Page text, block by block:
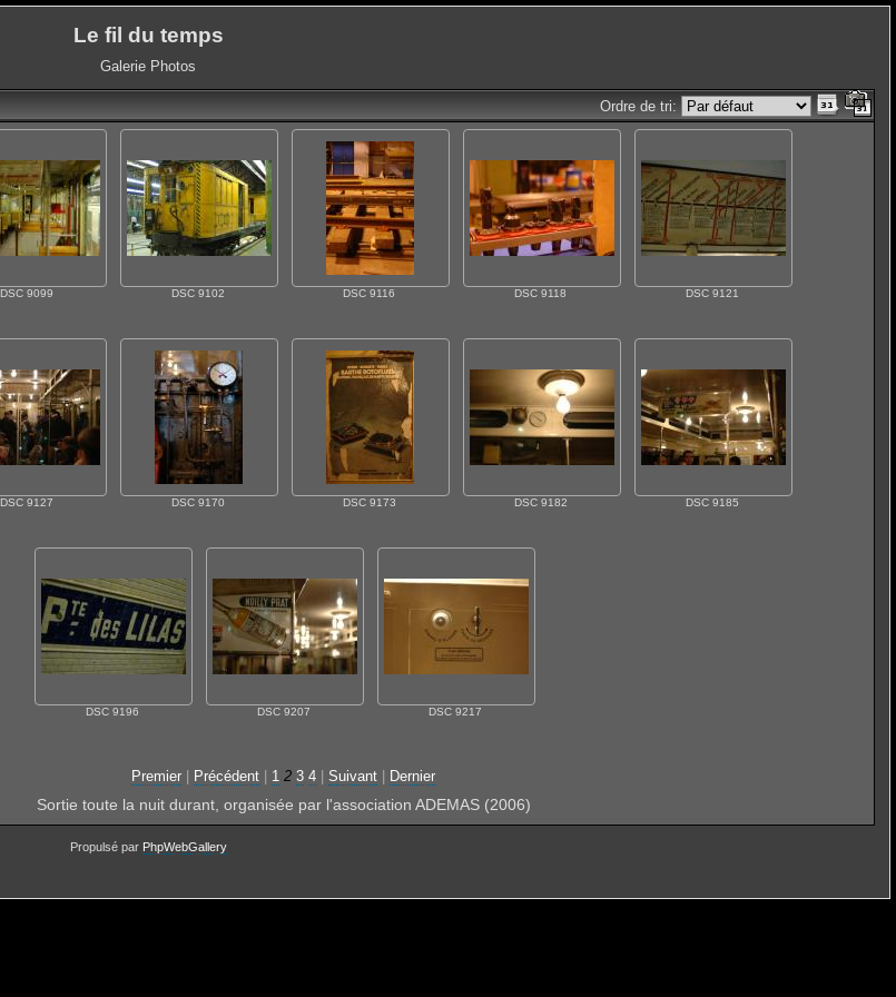
Le fil du temps
Galerie Photos
Ordre de tri:
DSC 9099 DSC 9102 DSC 9116 DSC 9118 DSC 9121
DSC 9127 DSC 9170 DSC 9173 DSC 9182 DSC 9185
DSC 9196 DSC 9207 DSC 9217
Premier Précédent 1 2 3 4 |Suivant Dernier
Sortie toute la nuit durant, organisée par l'association ADEMAS (2006)
Propulsé par PhpWebGallery